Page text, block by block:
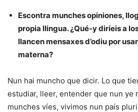
Escontra munches opiniones,
propia llingua. ¿Qué-y diríeis a
llancen mensaxes d’odiu por
materna?
Nun hai muncho que dicir. Lo que
estudiar, lleer, entender que nun ye
munches víes, vivimos nun país